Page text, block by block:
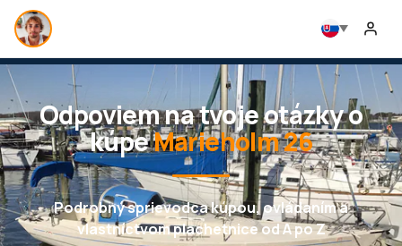
Odpoviem na tvoje otázky o
kúpeMarieholm 26
Podrobný sprievodca kúpou, ovládaním a
vlastníctvom plachetnice od A po Z